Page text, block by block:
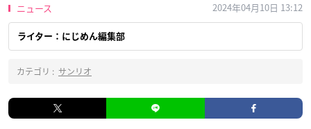
ニュース 2024年04月10日 13:12
ライター：にじめん編集部
カテゴリ : サンリオ